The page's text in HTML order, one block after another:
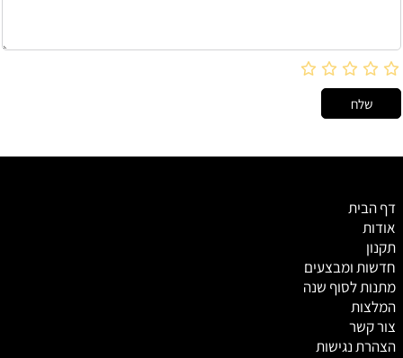
דף הבית
אודות
תקנון
חדשות ומבצעים
מתנות לסוף שנה
המלצות
צור קשר
הצהרת נגישות